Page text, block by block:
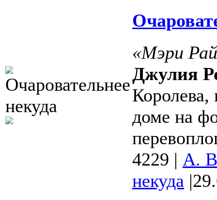
«Мэри
Джулия
Королева,
доме на
4229 | А.
некуда |